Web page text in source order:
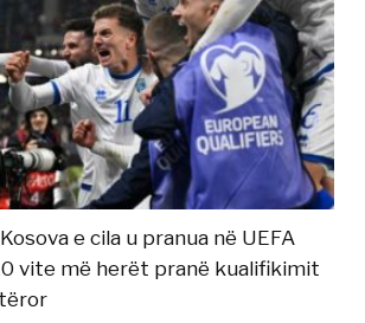
e cila u pranua në UEFA
vite më herët pranë kualifikimit